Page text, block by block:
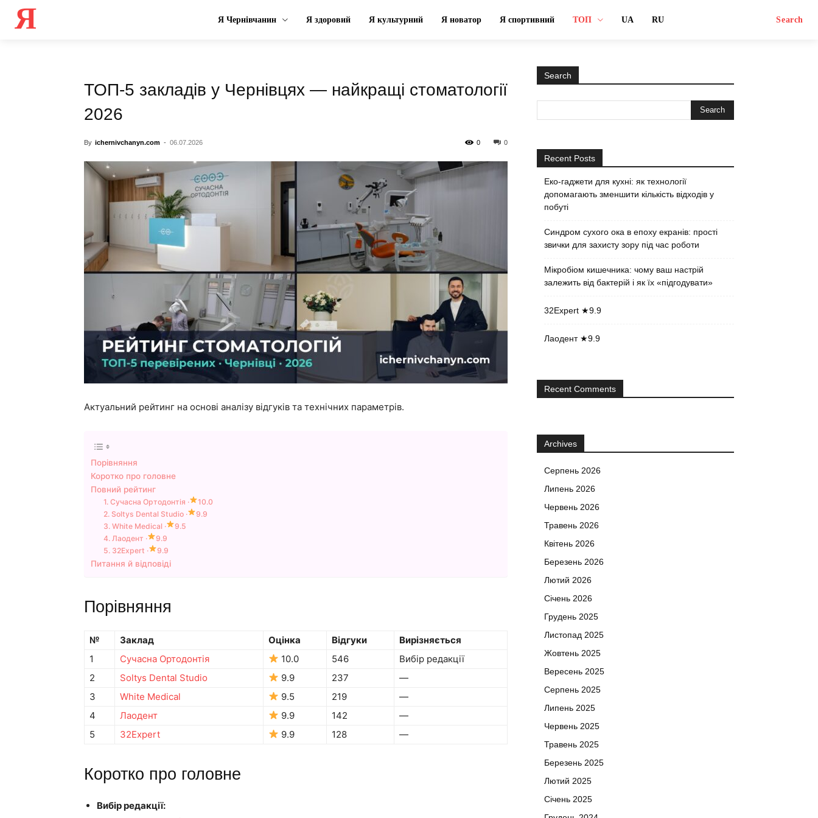
Я Я Чернівчанин Я здоровий Я культурний Я новатор Я спортивний ТОП UA RU Search
ТОП-5 закладів у Чернівцях — найкращі стоматології
2026
By ichernivchanyn.com - 06.07.2026 0
0
Актуальний рейтинг на основі аналізу відгуків та технічних параметрів.
Порівняння
Коротко про головне
Повний рейтинг
1. Сучасна Ортодонтія ·
10.0
2. Soltys Dental Studio ·
9.9
3. White Medical ·
9.5
4. Лаодент ·
9.9
5. 32Expert ·
9.9
Питання й відповіді
Порівняння
№ Заклад Оцінка Відгуки
Вирізняється
1
Сучасна Ортодонтія 10.0 546
Вибір редакції
2
Soltys Dental Studio 9.9 237
—
3
White Medical 9.5 219
—
4
Лаодент 9.9 142
—
5
32Expert 9.9 128 —
Коротко про головне
Вибір редакції:
Search
Recent Posts
Еко-гаджети для кухні: як технології
допомагають зменшити кількість відходів у
побуті
Синдром сухого ока в епоху екранів: прості
звички для захисту зору під час роботи
Мікробіом кишечника: чому ваш настрій
залежить від бактерій і як їх «підгодувати»
32Expert ★9.9
Лаодент ★9.9
Recent Comments
Archives
Серпень 2026
Липень 2026
Червень 2026
Травень 2026
Квітень 2026
Березень 2026
Лютий 2026
Січень 2026
Грудень 2025
Листопад 2025
Жовтень 2025
Вересень 2025
Серпень 2025
Липень 2025
Червень 2025
Травень 2025
Березень 2025
Лютий 2025
Січень 2025